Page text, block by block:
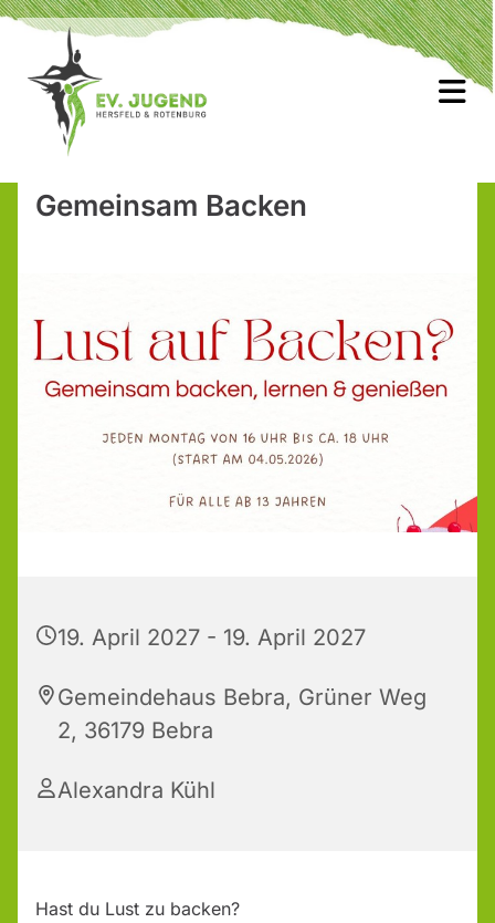
Gemeinsam Backen
19. April 2027 - 19. April 2027
Gemeindehaus Bebra, Grüner Weg
2, 36179 Bebra
Alexandra Kühl
Hast du Lust zu backen?